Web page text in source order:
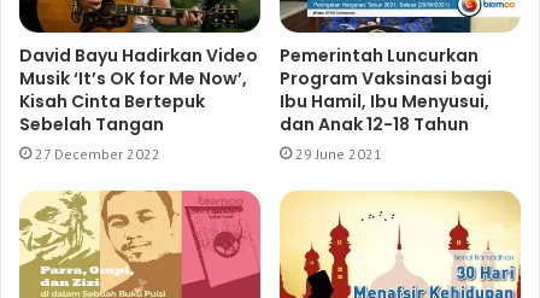
David Bayu Hadirkan Video
Musik ‘It’s OK for Me Now’,
Kisah Cinta Bertepuk
Sebelah Tangan
27 December 2022
Pemerintah Luncurkan
Program Vaksinasi bagi
Ibu Hamil, Ibu Menyusui,
dan Anak 12-18 Tahun
29 June 2021